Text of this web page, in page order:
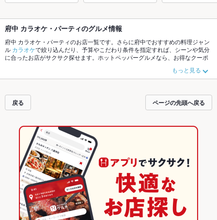
府中 カラオケ・パーティのグルメ情報
府中 カラオケ・パーティのお店一覧です。さらに府中でおすすめの料理ジャン
ル カラオケで絞り込んだり、予算やこだわり条件を指定すれば、シーンや気分
に合ったお店がサクサク探せます。ホットペッパーグルメなら、お得なクーポ
をご紹介しているので安心！24時間使える簡単便利なネット予約が使えるお店
も拡大中です。友達どうしの飲み会にも、会社の宴会にも、デートやパーティ
もっと見る
戻る ページの先頭へ戻る